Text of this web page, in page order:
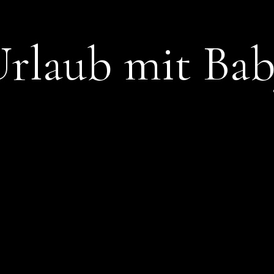
mit